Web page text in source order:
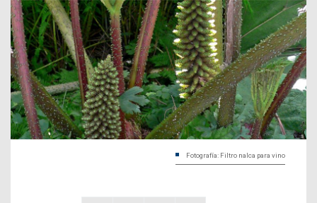
Fotografía: Filtro nalca para vino